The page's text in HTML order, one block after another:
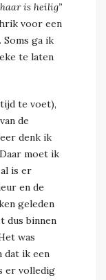
haar is heilig”
voor een
Soms ga ik
te laten
te voet),
de
denk ik
moet ik
is er
en de
geleden
dus binnen
was
dat ik een
er volledig